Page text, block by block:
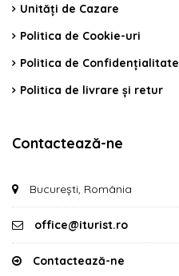
Unități de Cazare
Politica de Cookie-uri
Politica de Confidențialitate
Politica de livrare și retur
Contactează-ne
București, România
office@iturist.ro
Contactează-ne